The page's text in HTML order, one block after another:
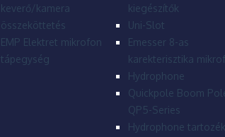
keverő/kamera
összeköttetés
EMP Elektret mikrofon
tápegység
kiegészítők
Uni-Slot
Emesser 8-as
karekterisztika
Hydrophone
Quickpole Boom
QP5-Series
Hydrophone